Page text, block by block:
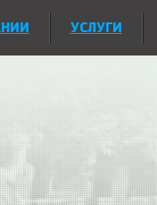
УСЛУГИ